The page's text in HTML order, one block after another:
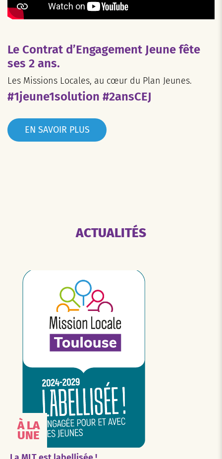
Le Contrat d’Engagement Jeune fête
ses 2 ans.
Les Missions Locales, au cœur du Plan Jeunes.
#1jeune1solution #2ansCEJ
EN SAVOIR PLUS
ACTUALITÉS
À LA
UNE